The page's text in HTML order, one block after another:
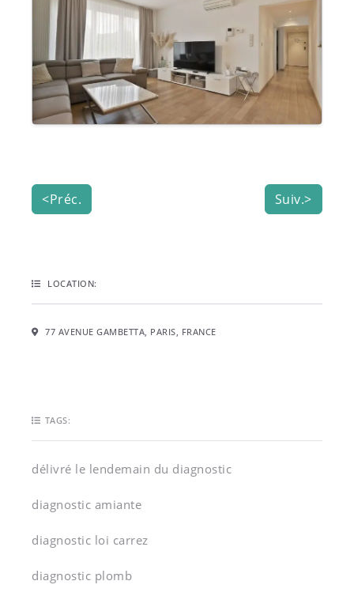
<Préc. Suiv.>
LOCATION:
77 AVENUE GAMBETTA, PARIS, FRANCE
TAGS:
délivré le lendemain du diagnostic
diagnostic amiante
diagnostic loi carrez
diagnostic plomb